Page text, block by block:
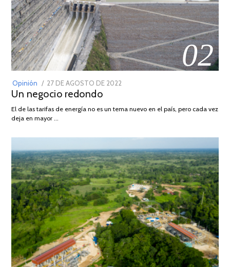
02
Opinión
POSTED
ON
27 DE AGOSTO DE 2022
DE
Un negocio redondo
El de las tarifas de energía no es un tema nuevo en el país, pero cada vez
deja en mayor …